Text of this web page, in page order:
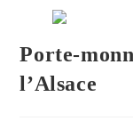
Porte-
l’Alsace